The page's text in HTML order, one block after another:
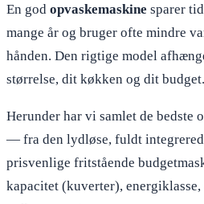
En god opvaskemaskine sparer
mange år og bruger ofte mindre
hånden. Den rigtige model
størrelse, dit køkken og dit budget.
Herunder har vi samlet de bedste
— fra den lydløse, fuldt
prisvenlige fritstående
kapacitet (kuverter),